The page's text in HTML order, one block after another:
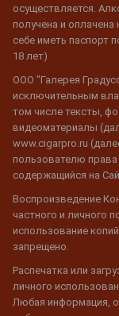
осуществляется.
получена и оплачена
себе иметь
18 лет)
ООО "Галерея
исключительным
том числе тексты,
видеоматериалы
www.cigarpro.ru
пользователю права
содержащийся на
Воспроизведение
частного и личного
использование
запрещено.
Распечатка или
личного
Любая информация,